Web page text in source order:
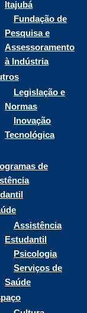
Itajubá
Fundação de
Pesquisa e
Assessoramento
à Indústria
Legislação e
Normas
Inovação
Tecnológica
de
Assistência
Estudantil
Psicologia
Serviços de
Saúde